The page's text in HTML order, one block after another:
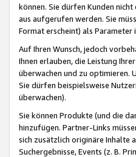
können. Sie dürfen Kunden
aus aufgerufen werden. Sie
Format erscheint) als Parameter
Auf Ihren Wunsch, jedoch
Ihnen erlauben, die Leistung
überwachen und zu optimieren.
Sie dürfen beispielsweise
überwachen).
Sie können Produkte (und die
hinzufügen. Partner-Links
sich zusätzlich originäre Inhalte
Suchergebnisse, Events (z. B.